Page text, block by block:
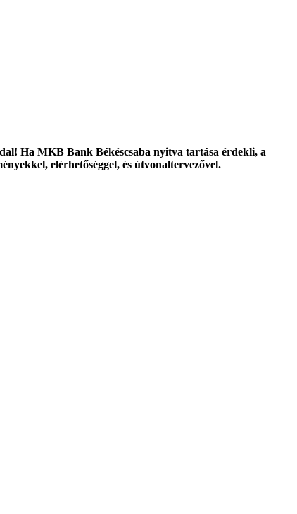
Ha MKB Bank Békéscsaba nyitva tartása érdekli, a
elérhetőséggel, és útvonaltervezővel.